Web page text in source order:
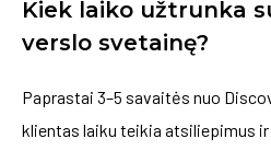
Kiek laiko užtrunka
verslo svetainę?
Paprastai 3–5 savaitės nuo
klientas laiku teikia atsiliepimus